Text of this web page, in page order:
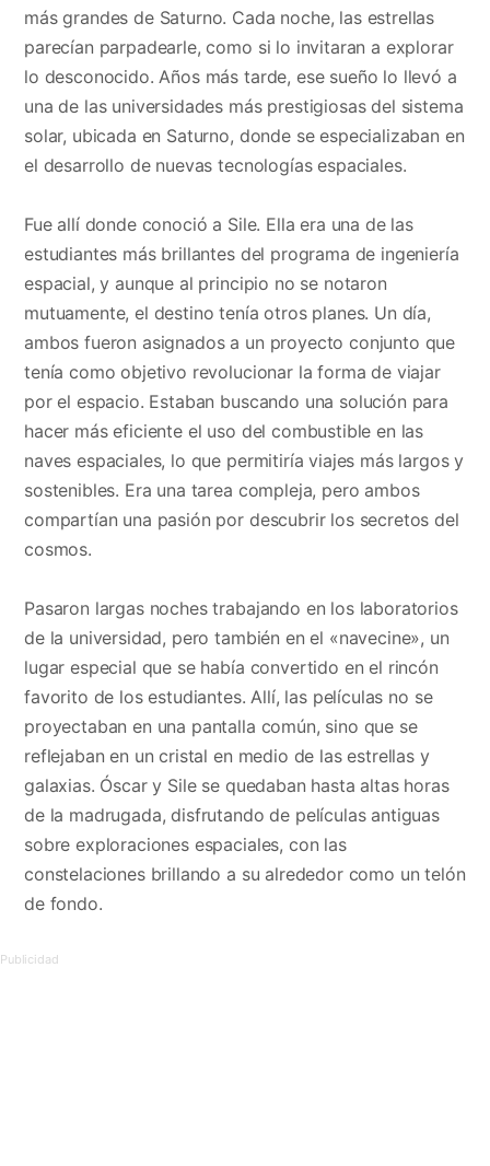
más grandes de Saturno. Cada noche, las estrellas
parecían parpadearle, como si lo invitaran a explorar
lo desconocido. Años más tarde, ese sueño lo llevó a
una de las universidades más prestigiosas del sistema
solar, ubicada en Saturno, donde se especializaban en
el desarrollo de nuevas tecnologías espaciales.
Fue allí donde conoció a Sile. Ella era una de las
estudiantes más brillantes del programa de ingeniería
espacial, y aunque al principio no se notaron
mutuamente, el destino tenía otros planes. Un día,
ambos fueron asignados a un proyecto conjunto que
tenía como objetivo revolucionar la forma de viajar
por el espacio. Estaban buscando una solución para
hacer más eficiente el uso del combustible en las
naves espaciales, lo que permitiría viajes más largos y
sostenibles. Era una tarea compleja, pero ambos
compartían una pasión por descubrir los secretos del
cosmos.
Pasaron largas noches trabajando en los laboratorios
de la universidad, pero también en el «navecine», un
lugar especial que se había convertido en el rincón
favorito de los estudiantes. Allí, las películas no se
proyectaban en una pantalla común, sino que se
reflejaban en un cristal en medio de las estrellas y
galaxias. Óscar y Sile se quedaban hasta altas horas
de la madrugada, disfrutando de películas antiguas
sobre exploraciones espaciales, con las
constelaciones brillando a su alrededor como un telón
de fondo.